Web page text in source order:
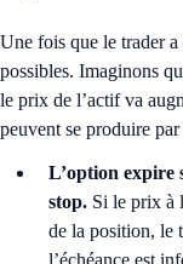
Une fois que le trader
possibles. Imaginons
le prix de l’actif va
peuvent se produire
L’option expire
stop. Si le prix à
de la position, le